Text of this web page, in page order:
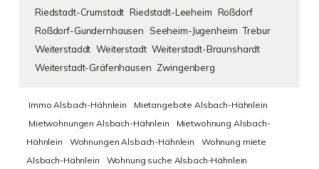
Riedstadt-Crumstadt Riedstadt-Leeheim Roßdorf
Roßdorf-Gundernhausen Seeheim-Jugenheim Trebur
Weiterstaddt Weiterstadt Weiterstadt-Braunshardt
Weiterstadt-Gräfenhausen Zwingenberg
Immo Alsbach-Hähnlein
Mietangebote Alsbach-Hähnlein
Mietwohnungen Alsbach-Hähnlein
Mietwohnung Alsbach-
Hähnlein
Wohnungen Alsbach-Hähnlein
Wohnung miete
Alsbach-Hähnlein
Wohnung suche Alsbach-Hähnlein